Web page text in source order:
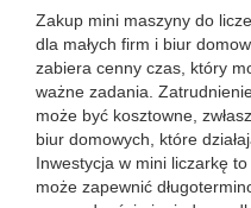
Zakup mini maszyny do
dla małych firm i biur
zabiera cenny czas, który
ważne zadania.
może być kosztowne,
biur domowych, które
Inwestycja w mini liczarkę
może zapewnić